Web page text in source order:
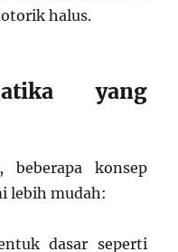
halus.
yang
beberapa konsep
lebih mudah:
dasar seperti